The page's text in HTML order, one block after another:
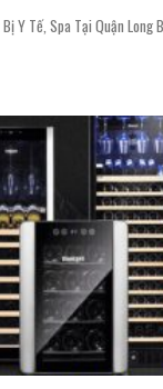
Y Tế, Spa Tại Quận Long